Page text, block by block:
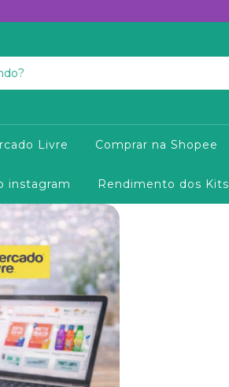
Livre Comprar na Shopee
instagram Rendimento dos Kits